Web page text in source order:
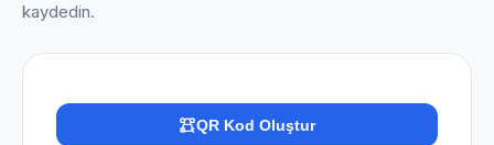
kaydedin.
QR Kod Oluştur